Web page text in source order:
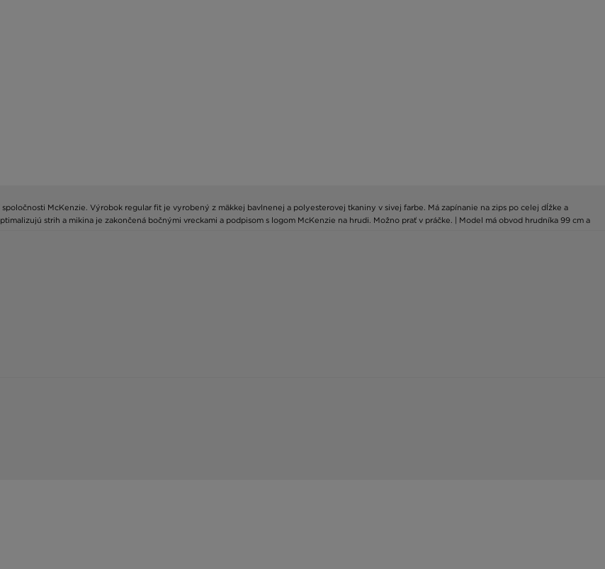
McKenzie. Výrobok regular fit je vyrobený z mäkkej bavlnenej a polyesterovej tkaniny v sivej farbe. Má zapínanie na zips po celej dĺžke a
strih a mikina je zakončená bočnými vreckami a podpisom s logom McKenzie na hrudi. Možno prať v práčke. | Model má obvod hrudníka 99 cm a